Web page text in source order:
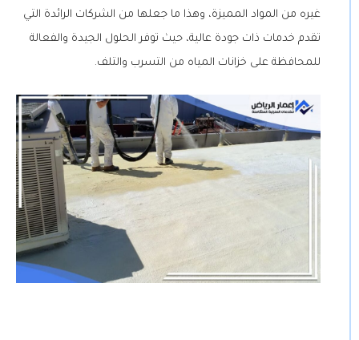
غيره من المواد المميزة، وهذا ما جعلها من الشركات الرائدة التي
تقدم خدمات ذات جودة عالية، حيث توفر الحلول الجيدة والفعالة
للمحافظة على خزانات المياه من التسرب والتلف.